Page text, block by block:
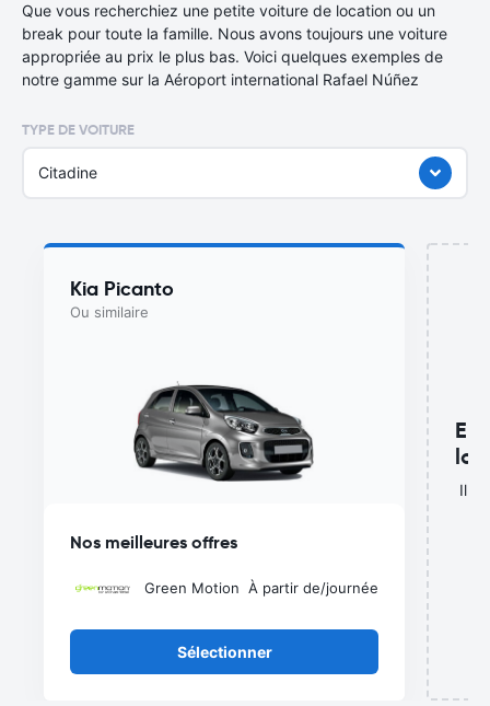
Que vous recherchiez une petite voiture de location ou un
break pour toute la famille. Nous avons toujours une voiture
appropriée au prix le plus bas. Voici quelques exemples de
notre gamme sur la Aéroport international Rafael Núñez
TYPE DE VOITURE
Citadine
Kia Picanto
Ou similaire
Nos meilleures offres
Green Motion À partir de/journée
Sélectionner
Il